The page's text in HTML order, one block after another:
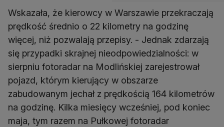
Wskazała, że kierowcy w Warszawie przekraczają
prędkość średnio o 22 kilometry na godzinę
więcej, niż pozwalają przepisy. - Jednak zdarzają
się przypadki skrajnej nieodpowiedzialności: w
sierpniu fotoradar na Modlińskiej zarejestrował
pojazd, którym kierujący w obszarze
zabudowanym jechał z prędkością 164 kilometrów
na godzinę. Kilka miesięcy wcześniej, pod koniec
maja, tym razem na Pułkowej fotoradar